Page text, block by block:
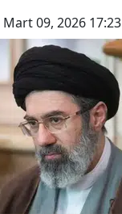
Mart 09, 2026 17:23